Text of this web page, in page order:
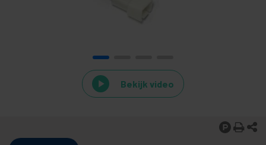
Bekijk video